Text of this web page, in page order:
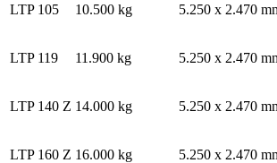
LTP 105 10.500 kg 5.250 x 2.470
LTP 119 11.900 kg 5.250 x 2.470
LTP 140 Z 14.000 kg 5.250 x 2.470
LTP 160 Z 16.000 kg 5.250 x 2.470